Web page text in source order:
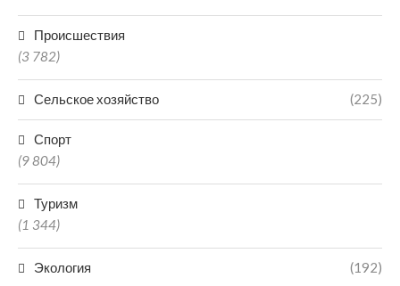
Происшествия
(3 782)
Сельское хозяйство (225)
Спорт
(9 804)
Туризм
(1 344)
Экология (192)